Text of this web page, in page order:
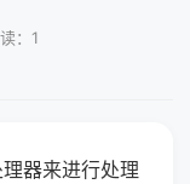
：1
器来进行处理